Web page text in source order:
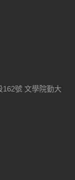
號 文學院勤大